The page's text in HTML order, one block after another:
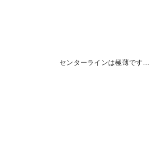
センターラインは極薄です…